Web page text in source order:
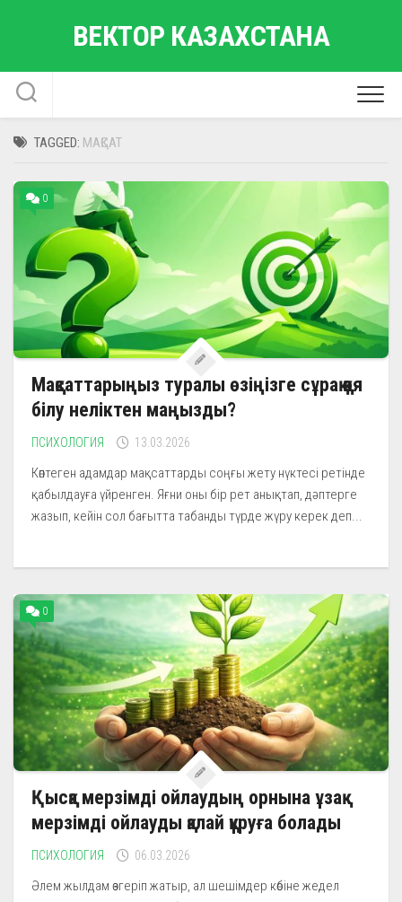
ВЕКТОР КАЗАХСТАНА
TAGGED: МАҚСАТ
0
Мақсаттарыңыз туралы өзіңізге сұрақ қоя
білу неліктен маңызды?
ПСИХОЛОГИЯ 13.03.2026
Көптеген адамдар мақсаттарды соңғы жету нүктесі ретінде
қабылдауға үйренген. Яғни оны бір рет анықтап, дәптерге
жазып, кейін сол бағытта табанды түрде жүру керек деп...
0
Қысқа мерзімді ойлаудың орнына ұзақ
мерзімді ойлауды қалай құруға болады
ПСИХОЛОГИЯ 06.03.2026
Әлем жылдам өзгеріп жатыр, ал шешімдер көбіне жедел